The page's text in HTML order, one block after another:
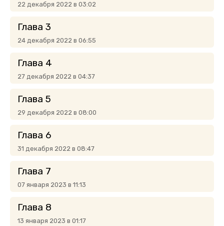
22 декабря 2022 в 03:02
Глава 3
24 декабря 2022 в 06:55
Глава 4
27 декабря 2022 в 04:37
Глава 5
29 декабря 2022 в 08:00
Глава 6
31 декабря 2022 в 08:47
Глава 7
07 января 2023 в 11:13
Глава 8
13 января 2023 в 01:17